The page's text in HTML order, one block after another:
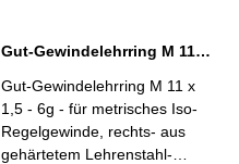
Gut-Gewindelehrring M 11 x 1,5 - 6g DIN 13
Gut-Gewindelehrring M 11 x
1,5 - 6g - für metrisches Iso-
Regelgewinde, rechts- aus
gehärtetem Lehrenstahl-